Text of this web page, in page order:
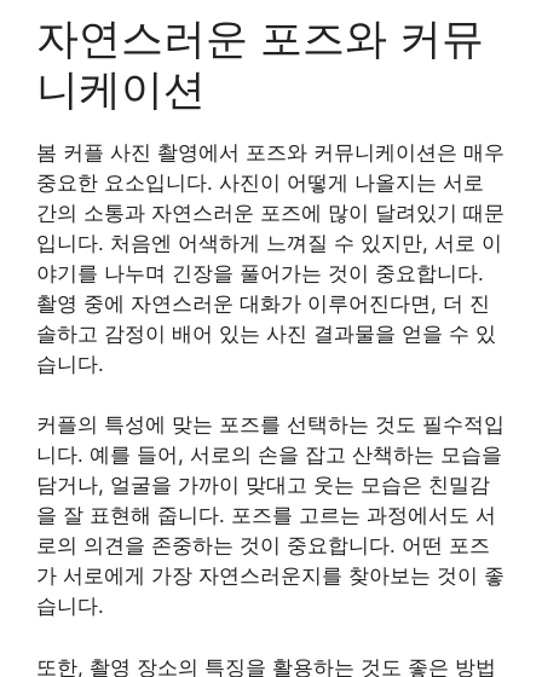
자연스러운 포즈와 커뮤
니케이션
봄 커플 사진 촬영에서 포즈와 커뮤니케이션은 매우
중요한 요소입니다. 사진이 어떻게 나올지는 서로
간의 소통과 자연스러운 포즈에 많이 달려있기 때문
입니다. 처음엔 어색하게 느껴질 수 있지만, 서로 이
야기를 나누며 긴장을 풀어가는 것이 중요합니다.
촬영 중에 자연스러운 대화가 이루어진다면, 더 진
솔하고 감정이 배어 있는 사진 결과물을 얻을 수 있
습니다.
커플의 특성에 맞는 포즈를 선택하는 것도 필수적입
니다. 예를 들어, 서로의 손을 잡고 산책하는 모습을
담거나, 얼굴을 가까이 맞대고 웃는 모습은 친밀감
을 잘 표현해 줍니다. 포즈를 고르는 과정에서도 서
로의 의견을 존중하는 것이 중요합니다. 어떤 포즈
가 서로에게 가장 자연스러운지를 찾아보는 것이 좋
습니다.
또한, 촬영 장소의 특징을 활용하는 것도 좋은 방법